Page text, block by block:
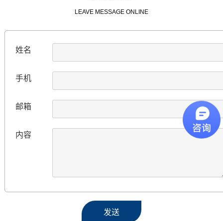
LEAVE MESSAGE ONLINE
姓名
手机
邮箱
内容